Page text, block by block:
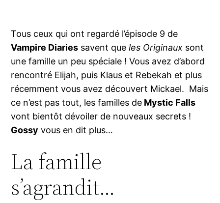
Tous ceux qui ont regardé l’épisode 9 de
Vampire Diaries savent que les Originaux sont
une famille un peu spéciale ! Vous avez d’abord
rencontré Elijah, puis Klaus et Rebekah et plus
récemment vous avez découvert Mickael. Mais
ce n’est pas tout, les familles de Mystic Falls
vont bientôt dévoiler de nouveaux secrets !
Gossy vous en dit plus…
La famille
s’agrandit…